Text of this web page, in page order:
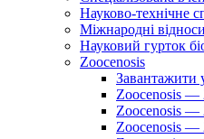
Науково-технічне
Міжнародні
Науковий гурток
Zoocenosis
Завантажити
Zoocenosis —
Zoocenosis —
Zoocenosis —